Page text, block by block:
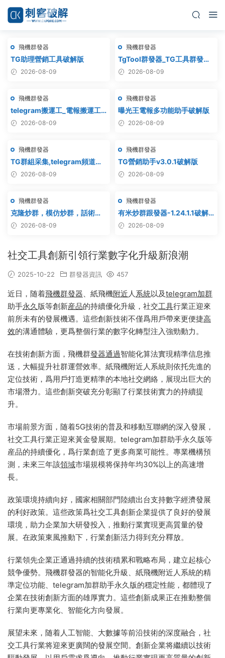
飛機群發器
TG助理營銷工具破解版
2026-08-09
飛機群發器
TgTool群發器_TG工具群發器_
最新破解版
2026-08-09
飛機群發器
telegram搬運工_電報搬運工_
電報克隆_電報資源批量搬運
2026-08-09
飛機群發器
曝光王電報多功能助手破解版
2026-08-09
飛機群發器
TG群組采集,telegram頻道采
集,電報群鏈接采集,飛機頻道鏈
2026-08-09
飛機群發器
TG營銷助手v3.0.1破解版
2026-08-09
飛機群發器
克隆炒群，模仿炒群，話術炒
群，跟發炒群，自動炒群 破解
報群發 telegram群發 克隆炒
群 炒群
2026-08-09
飛機群發器
有米炒群跟發器-1.24.1.1破解
版 2026-08-09
社交工具創新引領行業數字化升級新浪潮
2025-10-22 群發器資訊 457
近日，随着飛機群發器、紙飛機附近人系統以及telegram加群
助手永久版等創新産品的持續優化升級，社交工具行業正迎來
前所未有的發展機遇。這些創新技術不僅爲用戶帶來更便捷高
效的溝通體驗，更爲整個行業的數字化轉型注入強勁動力。
在技術創新方面，飛機群發器通過智能化算法實現精準信息推
送，大幅提升社群運營效率。紙飛機附近人系統則依托先進的
定位技術，爲用戶打造更精準的本地社交網絡，展現出巨大的
市場潛力。這些創新突破充分彰顯了行業技術實力的持續提
升。
市場前景方面，随着5G技術的普及和移動互聯網的深入發展，
社交工具行業正迎來黃金發展期。telegram加群助手永久版等
産品的持續優化，爲行業創造了更多商業可能性。專業機構預
測，未來三年該領域市場規模将保持年均30%以上的高速增
長。
政策環境持續向好，國家相關部門陸續出台支持數字經濟發展
的利好政策。這些政策爲社交工具創新企業提供了良好的發展
環境，助力企業加大研發投入，推動行業實現更高質量的發
展。在政策東風推動下，行業創新活力得到充分釋放。
行業領先企業正通過持續的技術積累和戰略布局，建立起核心
競争優勢。飛機群發器的智能化升級、紙飛機附近人系統的精
準定位功能、telegram加群助手永久版的穩定性能，都體現了
企業在技術創新方面的雄厚實力。這些創新成果正在推動整個
行業向更專業化、智能化方向發展。
展望未來，随着人工智能、大數據等前沿技術的深度融合，社
交工具行業将迎來更廣闊的發展空間。創新企業将繼續以技術